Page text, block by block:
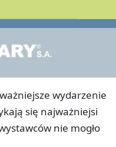
wydarzenie
się najważniejsi
nie mogło